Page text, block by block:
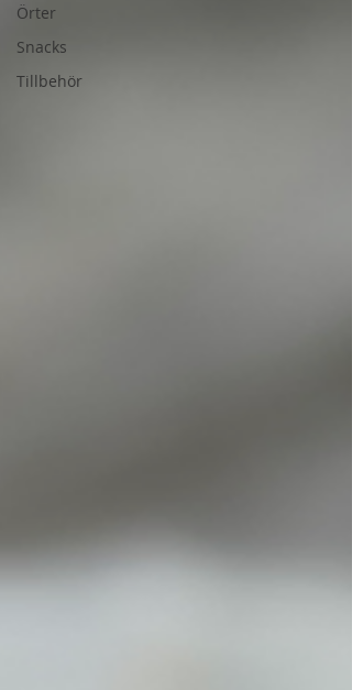
Örter
Snacks
Tillbehör